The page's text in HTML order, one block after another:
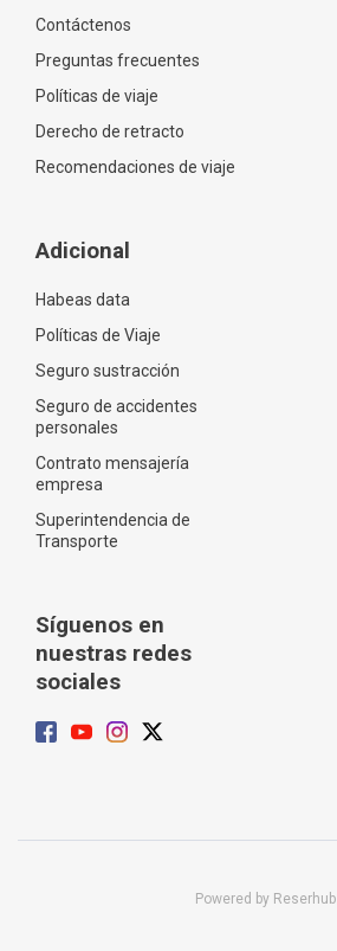
Contáctenos
Preguntas frecuentes
Políticas de viaje
Derecho de retracto
Recomendaciones de viaje
Adicional
Habeas data
Políticas de Viaje
Seguro sustracción
Seguro de accidentes
personales
Contrato mensajería
empresa
Superintendencia de
Transporte
Síguenos en
nuestras redes
sociales
Powered by Reserhub